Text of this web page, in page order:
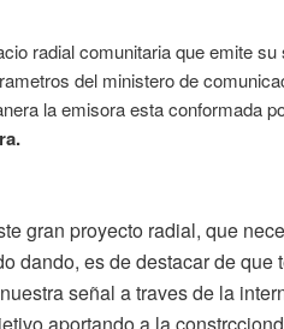
radial comunitaria que emite
del ministero de
la emisora esta conformada
gran proyecto radial, que
dando, es de destacar de que
señal a traves de la